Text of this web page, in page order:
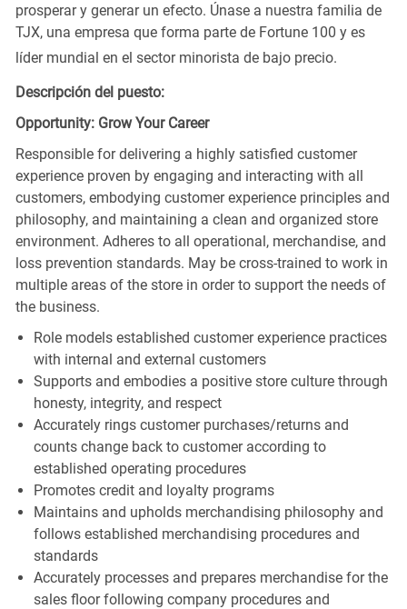
prosperar y generar un efecto. Únase a nuestra familia de
TJX, una empresa que forma parte de Fortune 100 y es
líder mundial en el sector minorista de bajo precio.
Descripción del puesto:
Opportunity: Grow Your Career
Responsible for delivering a highly satisfied customer
experience proven by engaging and interacting with all
customers, embodying customer experience principles and
philosophy, and maintaining a clean and organized store
environment. Adheres to all operational, merchandise, and
loss prevention standards. May be cross-trained to work in
multiple areas of the store in order to support the needs of
the business.
Role models established customer experience practices
with internal and external customers
Supports and embodies a positive store culture through
honesty, integrity, and respect
Accurately rings customer purchases/returns and
counts change back to customer according to
established operating procedures
Promotes credit and loyalty programs
Maintains and upholds merchandising philosophy and
follows established merchandising procedures and
standards
Accurately processes and prepares merchandise for the
sales floor following company procedures and